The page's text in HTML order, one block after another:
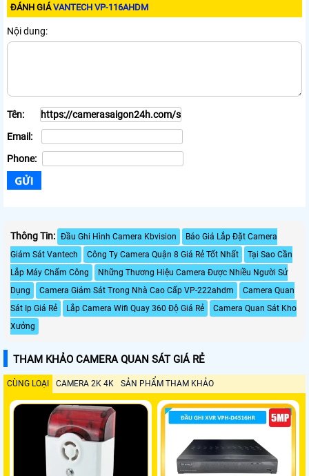
ĐÁNH GIÁVANTECH VP-116AHDM
Nội dung:
Tên:
Email:
Phone:
Thông Tin: Đầu Ghi Hình Camera Kbvision
Báo Giá Lắp Đặt Camera
Giám Sát Vantech
Công Ty Camera Quận 8 Giá Rẻ Tốt Nhất
Tại Sao Cần
Lắp Máy Chấm Công
Những Thương Hiệu Camera Được Nhiều Người Sử
Dụng
Camera Giám Sát Trong Nhà Cao Cấp VP-222ahdm
Camera Quan
Sát Ip Giá Rẻ
Lắp Camera Wifi Quay 360 Độ Giá Rẻ
Camera Quan Sát Kho
Xưởng
THAM KHẢO CAMERA QUAN SÁT GIÁ RẺ
CÙNG LOẠI CAMERA 2K 4K SẢN PHẨM THAM KHẢO